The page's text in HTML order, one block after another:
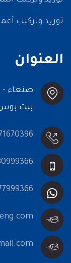
توريد وتركيب
العنوان
صنعاء -
بيت